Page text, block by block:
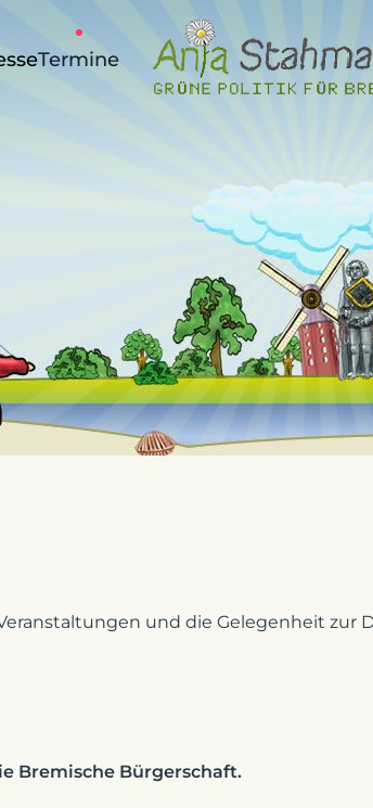
Termine
und die Gelegenheit zur
Bremische Bürgerschaft.